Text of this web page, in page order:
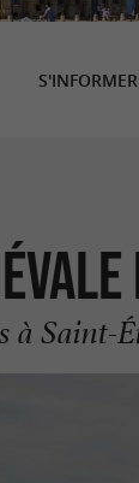
S'INFORMER
à Saint-